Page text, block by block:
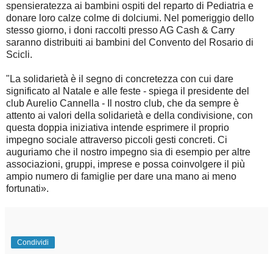
spensieratezza ai bambini ospiti del reparto di Pediatria e
donare loro calze colme di dolciumi. Nel pomeriggio dello
stesso giorno, i doni raccolti presso AG Cash & Carry
saranno distribuiti ai bambini del Convento del Rosario di
Scicli.
"La solidarietà è il segno di concretezza con cui dare
significato al Natale e alle feste - spiega il presidente del
club Aurelio Cannella - Il nostro club, che da sempre è
attento ai valori della solidarietà e della condivisione, con
questa doppia iniziativa intende esprimere il proprio
impegno sociale attraverso piccoli gesti concreti. Ci
auguriamo che il nostro impegno sia di esempio per altre
associazioni, gruppi, imprese e possa coinvolgere il più
ampio numero di famiglie per dare una mano ai meno
fortunati».
Condividi